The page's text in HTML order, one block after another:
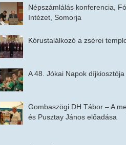
Népszámlálás konferencia,
Intézet, Somorja
Kórustalálkozó a zsérei
A 48. Jókai Napok díjkiosztója
Gombaszögi DH Tábor – A
és Pusztay János előadása